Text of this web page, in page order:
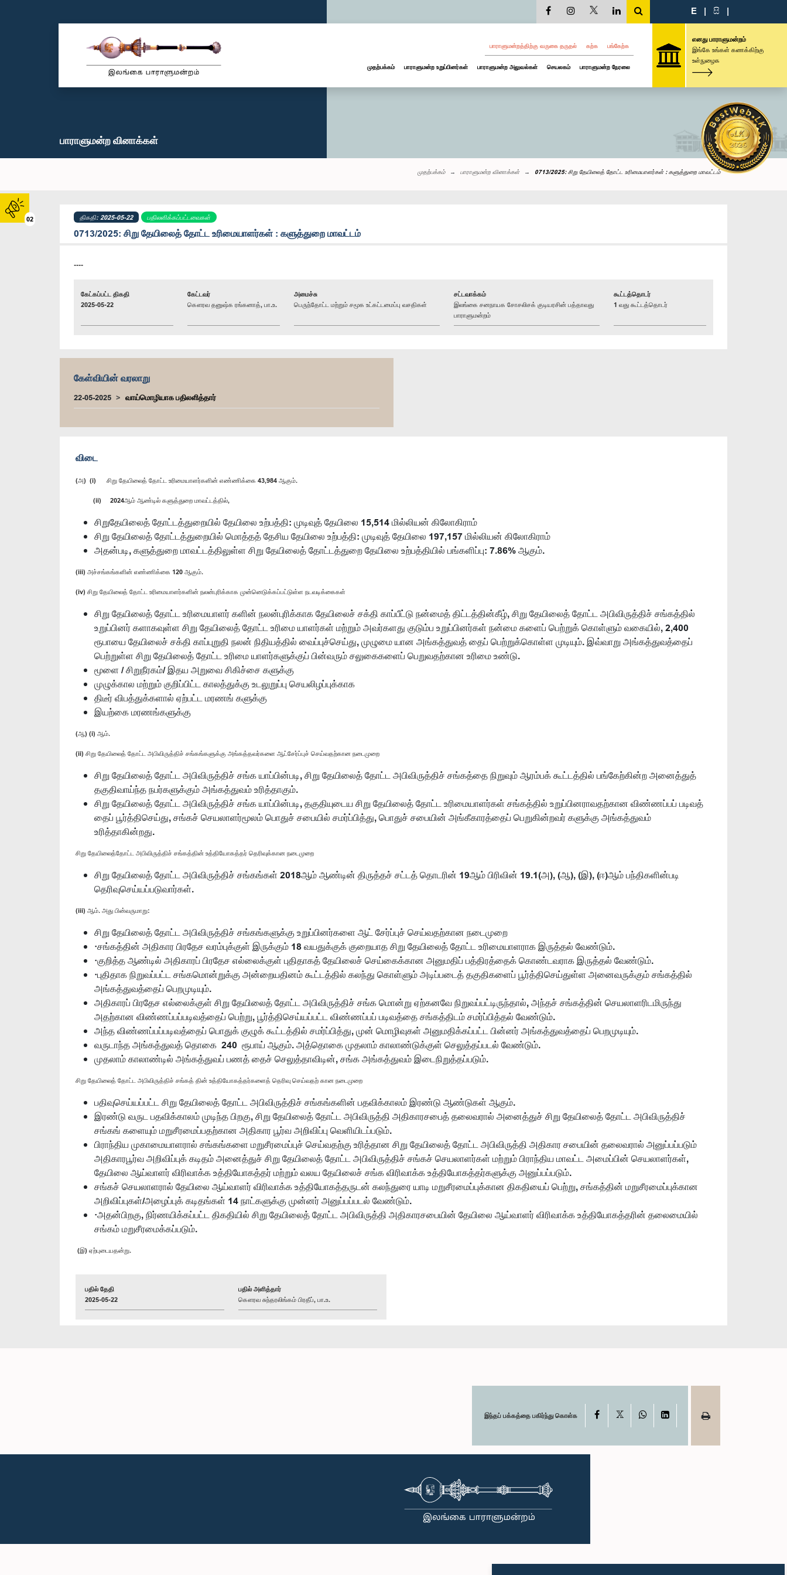
02
E | සි |
பாராளுமன்றத்திற்கு வருகை தருதல் கற்க பங்கேற்க
முதற்பக்கம் பாராளுமன்ற உறுப்பினர்கள் பாராளுமன்ற அலுவல்கள் செயலகம் பாராளுமன்ற நேரலை
எனது பாராளுமன்றம்
இங்கே உங்கள் கணக்கிற்கு
உள்நுழைக
பாராளுமன்ற வினாக்கள்
முதற்பக்கம் பாராளுமன்ற வினாக்கள் 0713/2025: சிறு தேயிலைத் தோட்ட உரிமையாளர்கள் : களுத்துறை மாவட்டம்
திகதி: 2025-05-22 பதிலளிக்கப்பட்டவைகள்
0713/2025: சிறு தேயிலைத் தோட்ட உரிமையாளர்கள் : களுத்துறை மாவட்டம்
----
கேட்கப்பட்ட திகதி
2025-05-22
கேட்டவர்
கௌரவ தனுஷ்க ரங்கனாத், பா.உ.
அமைச்சு
பெருந்தோட்ட மற்றும் சமூக உட்கட்டமைப்பு வசதிகள்
சட்டவாக்கம்
இலங்கை சனநாயக சோசலிசக் குடியரசின் பத்தாவது
பாராளுமன்றம்
கூட்டத்தொடர்
1 வது கூட்டத்தொடர்
கேள்வியின் வரலாறு
22-05-2025 வாய்மொழியாக பதிலளித்தார்
விடை
(அ) (i) சிறு தேயிலைத் தோட்ட உரிமையாளர்களின் எண்ணிக்கை 43,984 ஆகும்.
(ii) 2024ஆம் ஆண்டில் களுத்துறை மாவட்டத்தில்,
சிறுதேயிலைத் தோட்டத்துறையில் தேயிலை உற்பத்தி: முடிவுத் தேயிலை 15,514 மில்லியன் கிலோகிராம்
சிறு தேயிலைத் தோட்டத்துறையில் மொத்தத் தேசிய தேயிலை உற்பத்தி: முடிவுத் தேயிலை 197,157 மில்லியன் கிலோகிராம்
அதன்படி, களுத்துறை மாவட்டத்திலுள்ள சிறு தேயிலைத் தோட்டத்துறை தேயிலை உற்பத்தியில் பங்களிப்பு: 7.86% ஆகும்.
(iii) அச்சங்கங்களின் எண்ணிக்கை 120 ஆகும்.
(iv) சிறு தேயிலைத் தோட்ட உரிமையாளர்களின் நலன்புரிக்காக முன்னெடுக்கப்பட்டுள்ள நடவடிக்கைகள்
சிறு தேயிலைத் தோட்ட உரிமையாளர் களின் நலன்புரிக்காக தேயிலைச் சக்தி காப்பீட்டு நன்மைத் திட்டத்தின்கீழ், சிறு தேயிலைத் தோட்ட அபிவிருத்திச் சங்கத்தில்
உறுப்பினர் களாகவுள்ள சிறு தேயிலைத் தோட்ட உரிமை யாளர்கள் மற்றும் அவர்களது குடும்ப உறுப்பினர்கள் நன்மை களைப் பெற்றுக் கொள்ளும் வகையில், 2,400
ரூபாயை தேயிலைச் சக்தி காப்புறுதி நலன் நிதியத்தில் வைப்புச்செய்து, முழுமை யான அங்கத்துவத் தைப் பெற்றுக்கொள்ள முடியும். இவ்வாறு அங்கத்துவத்தைப்
பெற்றுள்ள சிறு தேயிலைத் தோட்ட உரிமை யாளர்களுக்குப் பின்வரும் சலுகைகளைப் பெறுவதற்கான உரிமை உண்டு.
மூளை / சிறுநீரகம்/ இதய அறுவை சிகிச்சை களுக்கு
முழுக்கால மற்றும் குறிப்பிட்ட காலத்துக்கு உடலுறுப்பு செயலிழப்புக்காக
திடீர் விபத்துக்களால் ஏற்பட்ட மரணங் களுக்கு
இயற்கை மரணங்களுக்கு
(ஆ) (i) ஆம்.
(ii) சிறு தேயிலைத் தோட்ட அபிவிருத்திச் சங்கங்களுக்கு அங்கத்தவர்களை ஆட்சேர்ப்புச் செய்வதற்கான நடைமுறை
சிறு தேயிலைத் தோட்ட அபிவிருத்திச் சங்க யாப்பின்படி, சிறு தேயிலைத் தோட்ட அபிவிருத்திச் சங்கத்தை நிறுவும் ஆரம்பக் கூட்டத்தில் பங்கேற்கின்ற அனைத்துத்
தகுதிவாய்ந்த நபர்களுக்கும் அங்கத்துவம் உரித்தாகும்.
சிறு தேயிலைத் தோட்ட அபிவிருத்திச் சங்க யாப்பின்படி, தகுதியுடைய சிறு தேயிலைத் தோட்ட உரிமையாளர்கள் சங்கத்தில் உறுப்பினராவதற்கான விண்ணப்பப் படிவத்
தைப் பூர்த்திசெய்து, சங்கச் செயலாளர்மூலம் பொதுச் சபையில் சமர்ப்பித்து, பொதுச் சபையின் அங்கீகாரத்தைப் பெறுகின்றவர் களுக்கு அங்கத்துவம்
உரித்தாகின்றது.
சிறு தேயிலைத்தோட்ட அபிவிருத்திச் சங்கத்தின் உத்தியோகத்தர் தெரிவுக்கான நடைமுறை
சிறு தேயிலைத் தோட்ட அபிவிருத்திச் சங்கங்கள் 2018ஆம் ஆண்டின் திருத்தச் சட்டத் தொடரின் 19ஆம் பிரிவின் 19.1(அ), (ஆ), (இ), (ஈ)ஆம் பந்திகளின்படி
தெரிவுசெய்யப்படுவார்கள்.
(iii) ஆம். அது பின்வருமாறு:
சிறு தேயிலைத் தோட்ட அபிவிருத்திச் சங்கங்களுக்கு உறுப்பினர்களை ஆட் சேர்ப்புச் செய்வதற்கான நடைமுறை
·சங்கத்தின் அதிகார பிரதேச வரம்புக்குள் இருக்கும் 18 வயதுக்குக் குறையாத சிறு தேயிலைத் தோட்ட உரிமையாளராக இருத்தல் வேண்டும்.
·குறித்த ஆண்டில் அதிகாரப் பிரதேச எல்லைக்குள் புதிதாகத் தேயிலைச் செய்கைக்கான அனுமதிப் பத்திரத்தைக் கொண்டவராக இருத்தல் வேண்டும்.
·புதிதாக நிறுவப்பட்ட சங்கமொன்றுக்கு அன்றையதினம் கூட்டத்தில் கலந்து கொள்ளும் அடிப்படைத் தகுதிகளைப் பூர்த்திசெய்துள்ள அனைவருக்கும் சங்கத்தில்
அங்கத்துவத்தைப் பெறமுடியும்.
அதிகாரப் பிரதேச எல்லைக்குள் சிறு தேயிலைத் தோட்ட அபிவிருத்திச் சங்க மொன்று ஏற்கனவே நிறுவப்பட்டிருந்தால், அந்தச் சங்கத்தின் செயலாளரிடமிருந்து
அதற்கான விண்ணப்பப்படிவத்தைப் பெற்று, பூர்த்திசெய்யப்பட்ட விண்ணப்பப் படிவத்தை சங்கத்திடம் சமர்ப்பித்தல் வேண்டும்.
அந்த விண்ணப்பப்படிவத்தைப் பொதுக் குழுக் கூட்டத்தில் சமர்ப்பித்து, முன் மொழிவுகள் அனுமதிக்கப்பட்ட பின்னர் அங்கத்துவத்தைப் பெறமுடியும்.
வருடாந்த அங்கத்துவத் தொகை 240 ரூபாய் ஆகும். அத்தொகை முதலாம் காலாண்டுக்குள் செலுத்தப்படல் வேண்டும்.
முதலாம் காலாண்டில் அங்கத்துவப் பணத் தைச் செலுத்தாவிடின், சங்க அங்கத்துவம் இடைநிறுத்தப்படும்.
சிறு தேயிலைத் தோட்ட அபிவிருத்திச் சங்கத் தின் உத்தியோகத்தர்களைத் தெரிவு செய்வதற் கான நடைமுறை
பதிவுசெய்யப்பட்ட சிறு தேயிலைத் தோட்ட அபிவிருத்திச் சங்கங்களின் பதவிக்காலம் இரண்டு ஆண்டுகள் ஆகும்.
இரண்டு வருட பதவிக்காலம் முடிந்த பிறகு, சிறு தேயிலைத் தோட்ட அபிவிருத்தி அதிகாரசபைத் தலைவரால் அனைத்துச் சிறு தேயிலைத் தோட்ட அபிவிருத்திச்
சங்கங் களையும் மறுசீரமைப்பதற்கான அதிகார பூர்வ அறிவிப்பு வெளியிடப்படும்.
பிராந்திய முகாமையாளரால் சங்கங்களை மறுசீரமைப்புச் செய்வதற்கு உரித்தான சிறு தேயிலைத் தோட்ட அபிவிருத்தி அதிகார சபையின் தலைவரால் அனுப்பப்படும்
அதிகாரபூர்வ அறிவிப்புக் கடிதம் அனைத்துச் சிறு தேயிலைத் தோட்ட அபிவிருத்திச் சங்கச் செயலாளர்கள் மற்றும் பிராந்திய மாவட்ட அமைப்பின் செயலாளர்கள்,
தேயிலை ஆய்வாளர் விரிவாக்க உத்தியோகத்தர் மற்றும் வலய தேயிலைச் சங்க விரிவாக்க உத்தியோகத்தர்களுக்கு அனுப்பப்படும்.
சங்கச் செயலாளரால் தேயிலை ஆய்வாளர் விரிவாக்க உத்தியோகத்தருடன் கலந்துரை யாடி மறுசீரமைப்புக்கான திகதியைப் பெற்று, சங்கத்தின் மறுசீரமைப்புக்கான
அறிவிப்புகள்/அழைப்புக் கடிதங்கள் 14 நாட்களுக்கு முன்னர் அனுப்பப்படல் வேண்டும்.
·அதன்பிறகு, நிர்ணயிக்கப்பட்ட திகதியில் சிறு தேயிலைத் தோட்ட அபிவிருத்தி அதிகாரசபையின் தேயிலை ஆய்வாளர் விரிவாக்க உத்தியோகத்தரின் தலைமையில்
சங்கம் மறுசீரமைக்கப்படும்.
(இ) ஏற்புடையதன்று.
பதில் தேதி
2025-05-22
பதில் அளித்தார்
கௌரவ சுந்தரலிங்கம் பிரதீப், பா.உ.
இந்தப் பக்கத்தை பகிர்ந்து கொள்க Facebook WhatsAppLinkedIn